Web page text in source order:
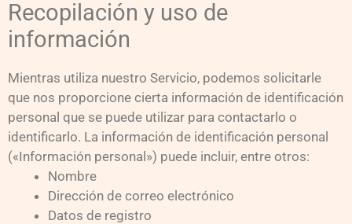
Recopilación y uso de
información
Mientras utiliza nuestro Servicio, podemos solicitarle
que nos proporcione cierta información de identificación
personal que se puede utilizar para contactarlo o
identificarlo. La información de identificación personal
(«Información personal») puede incluir, entre otros:
Nombre
Dirección de correo electrónico
Datos de registro